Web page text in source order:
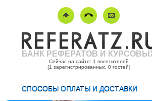
БАНК РЕФЕРАТОВ И
Сейчас на сайте: 1 посетителей
(1 зарегистрированных, 0 гостей)
СПОСОБЫ ОПЛАТЫ И ДОСТАВКИ